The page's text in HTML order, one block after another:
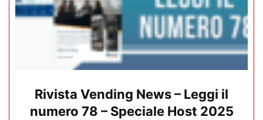
Rivista Vending News – Leggi il
numero 78 – Speciale Host 2025